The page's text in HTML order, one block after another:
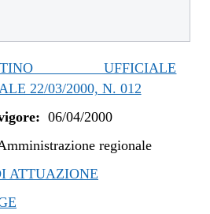
UFFICIALE
22/03/2000, N. 012
06/04/2000
regionale
ATTUAZIONE